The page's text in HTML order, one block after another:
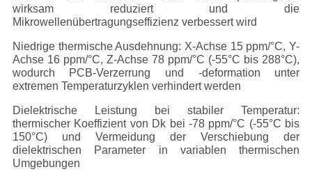
wirksam reduziert und die
Mikrowellenübertragungseffizienz verbessert wird
Niedrige thermische Ausdehnung: X-Achse 15 ppm/°C, Y-
Achse 16 ppm/°C, Z-Achse 78 ppm/°C (-55°C bis 288°C),
wodurch PCB-Verzerrung und -deformation unter
extremen Temperaturzyklen verhindert werden
Dielektrische Leistung bei stabiler Temperatur:
thermischer Koeffizient von Dk bei -78 ppm/°C (-55°C bis
150°C) und Vermeidung der Verschiebung der
dielektrischen Parameter in variablen thermischen
Umgebungen